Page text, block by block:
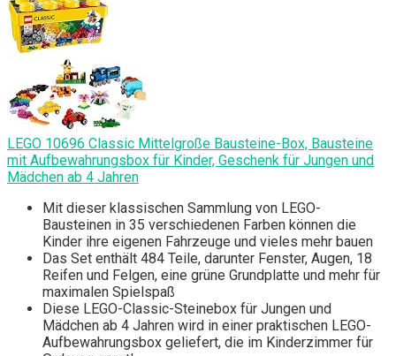
LEGO 10696 Classic Mittelgroße Bausteine-Box, Bausteine
mit Aufbewahrungsbox für Kinder, Geschenk für Jungen und
Mädchen ab 4 Jahren
Mit dieser klassischen Sammlung von LEGO-
Bausteinen in 35 verschiedenen Farben können die
Kinder ihre eigenen Fahrzeuge und vieles mehr bauen
Das Set enthält 484 Teile, darunter Fenster, Augen, 18
Reifen und Felgen, eine grüne Grundplatte und mehr für
maximalen Spielspaß
Diese LEGO-Classic-Steinebox für Jungen und
Mädchen ab 4 Jahren wird in einer praktischen LEGO-
Aufbewahrungsbox geliefert, die im Kinderzimmer für